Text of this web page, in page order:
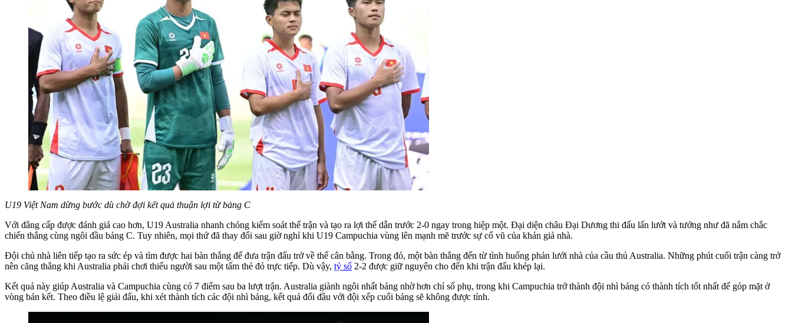
U19 Việt Nam dừng bước dù chờ đợi kết quả thuận lợi từ bảng C
Với đẳng cấp được đánh giá cao hơn, U19 Australia nhanh chóng kiểm soát thế trận và tạo ra lợi thế dẫn trước 2-0 ngay trong hiệp một. Đại diện châu Đại Dương thi đấu lấn lướt và tưởng như đã nắm chắc
chiến thắng cùng ngôi đầu bảng C. Tuy nhiên, mọi thứ đã thay đổi sau giờ nghỉ khi U19 Campuchia vùng lên mạnh mẽ trước sự cổ vũ của khán giả nhà.
Đội chủ nhà liên tiếp tạo ra sức ép và tìm được hai bàn thắng để đưa trận đấu trở về thế cân bằng. Trong đó, một bàn thắng đến từ tình huống phản lưới nhà của cầu thủ Australia. Những phút cuối trận càng trở
nên căng thẳng khi Australia phải chơi thiếu người sau một tấm thẻ đỏ trực tiếp. Dù vậy, tỷ số 2-2 được giữ nguyên cho đến khi trận đấu khép lại.
Kết quả này giúp Australia và Campuchia cùng có 7 điểm sau ba lượt trận. Australia giành ngôi nhất bảng nhờ hơn chỉ số phụ, trong khi Campuchia trở thành đội nhì bảng có thành tích tốt nhất để góp mặt ở
vòng bán kết. Theo điều lệ giải đấu, khi xét thành tích các đội nhì bảng, kết quả đối đầu với đội xếp cuối bảng sẽ không được tính.